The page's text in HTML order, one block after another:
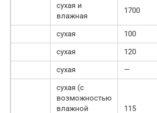
сухая и
влажная
1700
сухая 100
сухая
120
сухая
—
сухая (с
возможностью
влажной
115